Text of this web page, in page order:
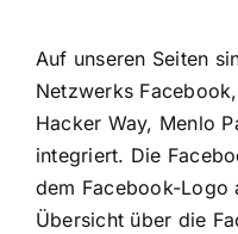
Auf unseren Seiten
Netzwerks
Hacker Way, Menlo
integriert. Die
dem Facebook-Logo
Übersicht über die